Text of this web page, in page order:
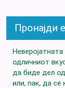
Пронајди
одличниот
да биде дел
или, пак, да се